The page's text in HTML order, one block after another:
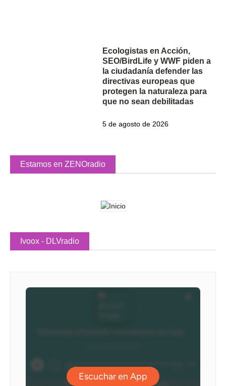
Ecologistas en Acción,
SEO/BirdLife y WWF piden a
la ciudadanía defender las
directivas europeas que
protegen la naturaleza para
que no sean debilitadas
5 de agosto de 2026
Estamos en ZENOradio
Ivoox - DLVradio